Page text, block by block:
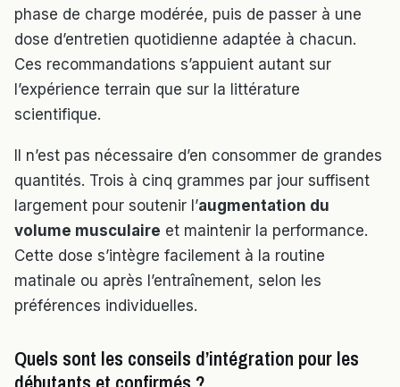
phase de charge modérée, puis de passer à une
dose d’entretien quotidienne adaptée à chacun.
Ces recommandations s’appuient autant sur
l’expérience terrain que sur la littérature
scientifique.
Il n’est pas nécessaire d’en consommer de grandes
quantités. Trois à cinq grammes par jour suffisent
largement pour soutenir l’augmentation du
volume musculaire et maintenir la performance.
Cette dose s’intègre facilement à la routine
matinale ou après l’entraînement, selon les
préférences individuelles.
Quels sont les conseils d’intégration pour les